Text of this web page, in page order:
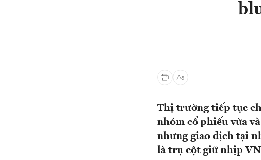
Thị trường tiếp tục
nhóm cổ phiếu vừa
nhưng giao dịch tại
là trụ cột giữ nhịp